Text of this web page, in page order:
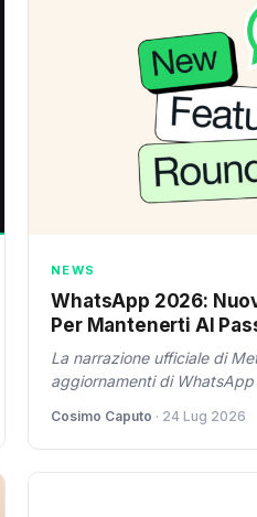
NEWS
WhatsApp 2026:
Per Mantenerti Al
La narrazione ufficiale di
aggiornamenti di
rispondendo alle esigenze
ampliando il loro appeal?
Cosimo Caputo · 24 Lug 2026